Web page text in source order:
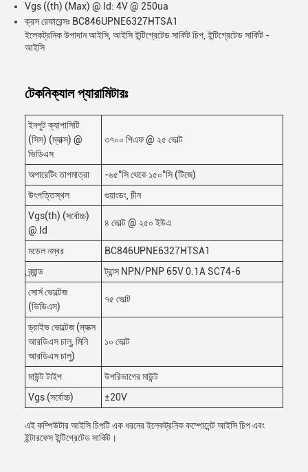
Vgs ((th) (Max) @ Id: 4V @ 250ua
ক্রস রেফারেন্সঃ BC846UPNE6327HTSA1
ইলেকট্রনিক উপাদান আইসি, আইসি ইন্টিগ্রেটেড সার্কিট চিপ, ইন্টিগ্রেটেড সার্কিট -
আইসি
টেকনিক্যাল প্যারামিটারঃ
ইনপুট ক্যাপাসিটি
(সিস) (ম্যাক্স) @
ভিডিএস
৩৭০০ পিএফ @ ২৫ ভোল্ট
অপারেটিং তাপমাত্রা
-৬৫°সি থেকে ১৫০°সি (টিজে)
উৎপত্তিস্থল
গুয়াংডং, চীন
Vgs(th) (সর্বোচ্চ)
@ Id
৪ ভোল্ট @ ২৫০ ইউএ
মডেল নম্বর
BC846UPNE6327HTSA1
ব্র্যান্ড
ট্রান্স NPN/PNP 65V 0.1A SC74-6
সোর্স ভোল্টেজ
(ভিডিএস)
৭৫ ভোল্ট
ড্রাইভ ভোল্টেজ (ম্যাক্স
আরডিএস চালু, মিনি
আরডিএস চালু)
১০ ভোল্ট
মাউন্ট টাইপ
উপরিভাগের মাউন্ট
Vgs (সর্বোচ্চ)
±20V
এই কম্পিউটার আইসি চিপটি এক ধরনের ইলেকট্রনিক কম্পোনেন্ট আইসি চিপ এবং
ইন্টারফেস ইন্টিগ্রেটেড সার্কিট।